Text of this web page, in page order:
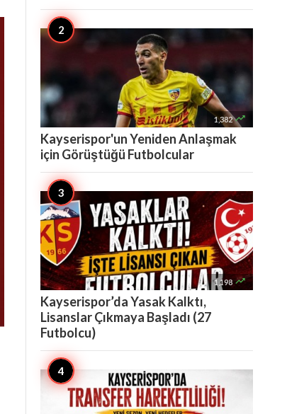
1,382 
Kayserispor'un Yeniden Anlaşmak
için Görüştüğü Futbolcular
1,198 
Kayserispor’da Yasak Kalktı,
Lisanslar Çıkmaya Başladı (27
Futbolcu)